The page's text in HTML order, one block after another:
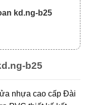
kd.ng-b25
b25
nhựa cao cấp Đài